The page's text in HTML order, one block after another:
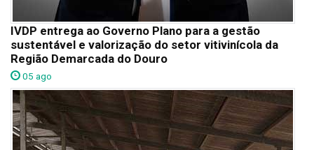
IVDP entrega ao Governo Plano para a gestão
sustentável e valorização do setor vitivinícola da
Região Demarcada do Douro
05 ago